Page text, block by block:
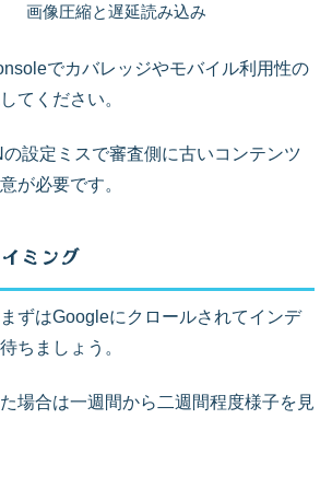
画像圧縮と遅延読み込み
でカバレッジやモバイル利用性の
てください。
設定ミスで審査側に古いコンテンツ
が必要です。
ミング
ずはGoogleにクロールされてインデ
ちましょう。
場合は一週間から二週間程度様子を見